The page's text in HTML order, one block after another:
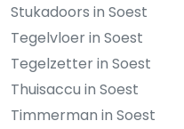
Stukadoors in Soest
Tegelvloer in Soest
Tegelzetter in Soest
Thuisaccu in Soest
Timmerman in Soest